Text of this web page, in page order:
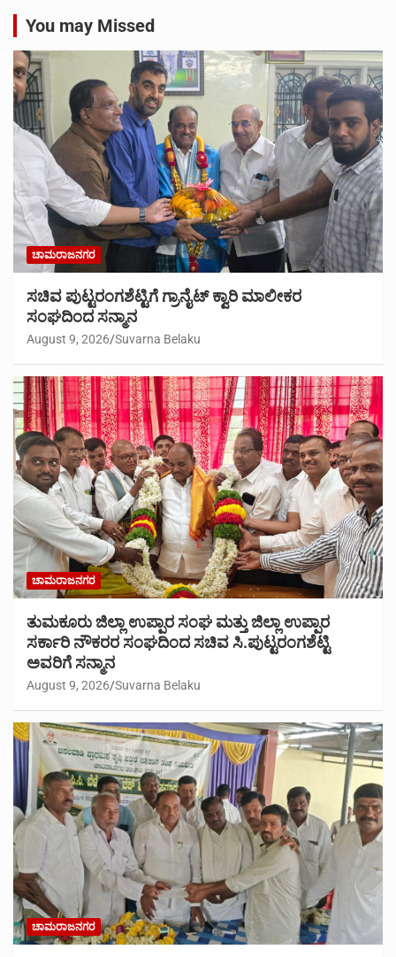
You may Missed
ಚಾಮರಾಜನಗರ
ಸಚಿವ ಪುಟ್ಟರಂಗಶೆಟ್ಟಿಗೆ ಗ್ರಾನೈಟ್ ಕ್ವಾರಿ ಮಾಲೀಕರ
ಸಂಘದಿಂದ ಸನ್ಮಾನ
August 9, 2026 Suvarna Belaku
ಚಾಮರಾಜನಗರ
ತುಮಕೂರು ಜಿಲ್ಲಾ ಉಪ್ಪಾರ ಸಂಘ ಮತ್ತು ಜಿಲ್ಲಾ ಉಪ್ಪಾರ
ಸರ್ಕಾರಿ ನೌಕರರ ಸಂಘದಿಂದ ಸಚಿವ ಸಿ.ಪುಟ್ಟರಂಗಶೆಟ್ಟಿ
ಅವರಿಗೆ ಸನ್ಮಾನ
August 9, 2026 Suvarna Belaku
ಚಾಮರಾಜನಗರ